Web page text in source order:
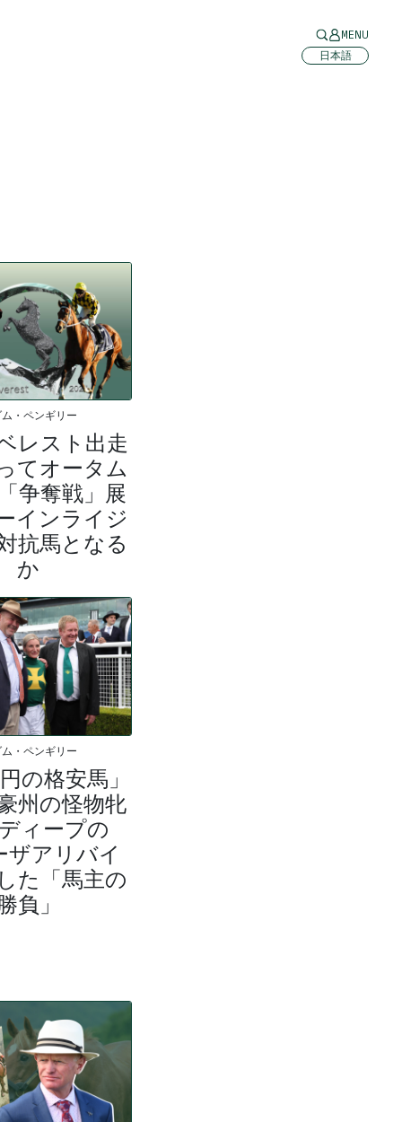
MENU
日本語
ム・ペンギリー
レスト出走
てオータム
争奪戦」展
インライジ
抗馬となる
か
ム・ペンギリー
円の格安馬」
州の怪物牝
ィープの
ザアリバイ
た「馬主の
負」